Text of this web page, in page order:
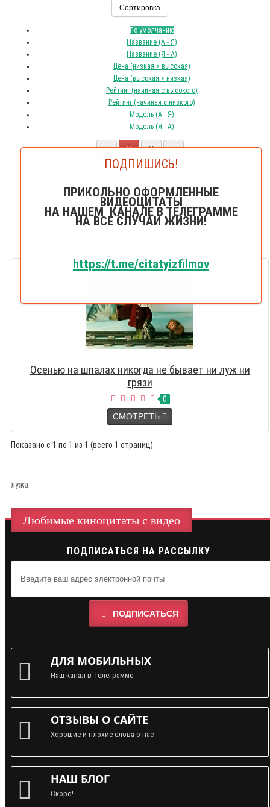
Сортировка
По умолчанию
Название (А - Я)
Название (Я - А)
Цена (низкая > высокая)
Цена (высокая > низкая)
Рейтинг (начиная с высокого)
Рейтинг (начиная с низкого)
Модель (А - Я)
Модель (Я - А)
50
75
100
Осенью на шпалах никогда не бывает ни луж ни
грязи
0
СМОТРЕТЬ
Показано с 1 по 1 из 1 (всего 1 страниц)
лужа
Любимые киноцитаты с видео
ПОДПИСАТЬСЯ НА РАССЫЛКУ
ПОДПИСАТЬСЯ
ДЛЯ МОБИЛЬНЫХ
Наш канал в Телеграмме
ОТЗЫВЫ О САЙТЕ
Хорошие и плохие слова о нас
НАШ БЛОГ
Скоро!
ПОДПИШИСЬ!
ПРИКОЛЬНО ОФОРМЛЕННЫЕ
ВИДЕОЦИТАТЫ
НА НАШЕМ КАНАЛЕ В ТЕЛЕГРАММЕ
НА ВСЕ СЛУЧАИ ЖИЗНИ!
https://t.me/citatyizfilmov